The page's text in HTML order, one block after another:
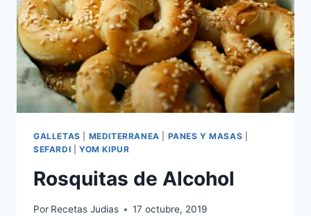
GALLETAS MEDITERRANEA PANES Y MASAS
SEFARDI
YOM KIPUR
Rosquitas de Alcohol
Por Recetas Judias 17 octubre, 2019